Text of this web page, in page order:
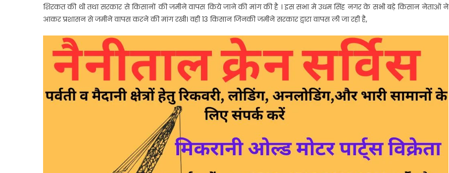
शिरकत की थी तथा सरकार से किसानों की जमीने वापस किये जाने की मांग की है । इस सभा मे उधम सिंह नगर के सभी बड़े किसान नेताओं ने
आकर प्रशासन से जमीने वापस करने की मांग रखी। वही 13 किसान जिनकी जमीने सरकार द्वारा वापस ली जा रही है,